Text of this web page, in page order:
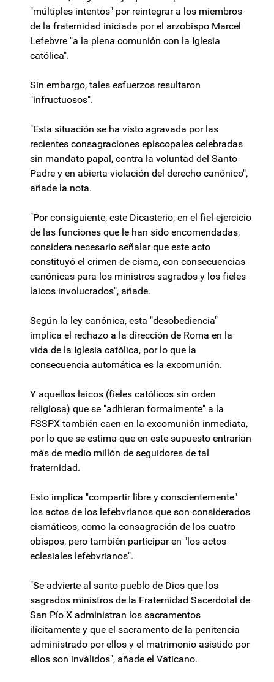
"múltiples intentos" por reintegrar a los miembros
de la fraternidad iniciada por el arzobispo Marcel
Lefebvre "a la plena comunión con la Iglesia
católica".
Sin embargo, tales esfuerzos resultaron
"infructuosos".
"Esta situación se ha visto agravada por las
recientes consagraciones episcopales celebradas
sin mandato papal, contra la voluntad del Santo
Padre y en abierta violación del derecho canónico",
añade la nota.
"Por consiguiente, este Dicasterio, en el fiel ejercicio
de las funciones que le han sido encomendadas,
considera necesario señalar que este acto
constituyó el crimen de cisma, con consecuencias
canónicas para los ministros sagrados y los fieles
laicos involucrados", añade.
Según la ley canónica, esta "desobediencia"
implica el rechazo a la dirección de Roma en la
vida de la Iglesia católica, por lo que la
consecuencia automática es la excomunión.
Y aquellos laicos (fieles católicos sin orden
religiosa) que se "adhieran formalmente" a la
FSSPX también caen en la excomunión inmediata,
por lo que se estima que en este supuesto entrarían
más de medio millón de seguidores de tal
fraternidad.
Esto implica "compartir libre y conscientemente"
los actos de los lefebvrianos que son considerados
cismáticos, como la consagración de los cuatro
obispos, pero también participar en "los actos
eclesiales lefebvrianos".
"Se advierte al santo pueblo de Dios que los
sagrados ministros de la Fraternidad Sacerdotal de
San Pío X administran los sacramentos
ilícitamente y que el sacramento de la penitencia
administrado por ellos y el matrimonio asistido por
ellos son inválidos", añade el Vaticano.